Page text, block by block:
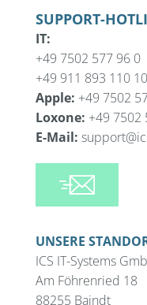
SUPPORT-
IT:
+49 7502 577 96 0
+49 911 893 110 10
Apple: +49 7502
Loxone: +49 7502
E-Mail:
UNSERE
ICS IT-Systems
Am Föhrenried 18
88255 Baindt